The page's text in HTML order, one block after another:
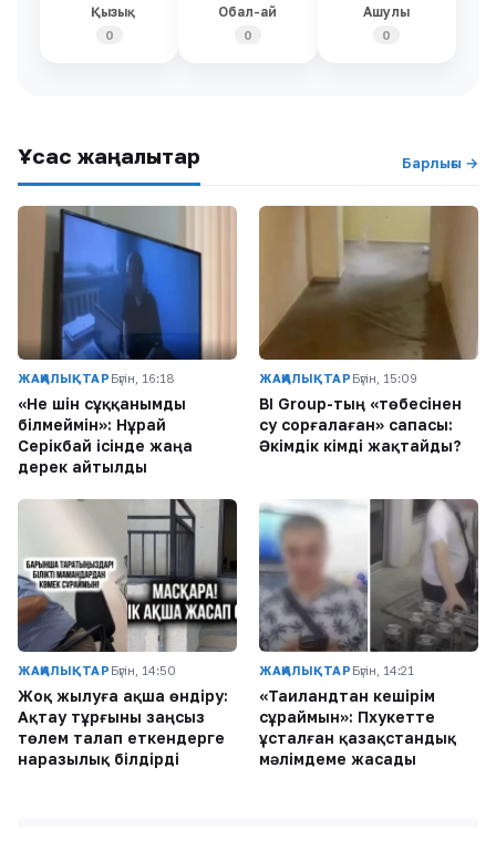
Қызық
0
Обал-ай
0
Ашулы
0
Ұқсас жаңалықтар Барлығы →
ЖАҢАЛЫҚТАР Бүгін, 16:18
«Не үшін сұққанымды
білмеймін»: Нұрай
Серікбай ісінде жаңа
дерек айтылды
ЖАҢАЛЫҚТАР Бүгін, 15:09
BI Group-тың «төбесінен
су сорғалаған» сапасы:
Әкімдік кімді жақтайды?
ЖАҢАЛЫҚТАР Бүгін, 14:50
Жоқ жылуға ақша өндіру:
Ақтау тұрғыны заңсыз
төлем талап еткендерге
наразылық білдірді
ЖАҢАЛЫҚТАР Бүгін, 14:21
«Таиландтан кешірім
сұраймын»: Пхукетте
ұсталған қазақстандық
мәлімдеме жасады